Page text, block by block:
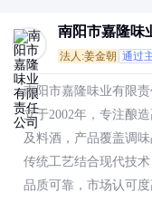
南阳市嘉隆味
法人:姜金朝 通过
南阳市嘉隆味业有限
立于2002年，专注酿
及料酒，产品覆盖调
传统工艺结合现代技
品质可靠，市场认可度